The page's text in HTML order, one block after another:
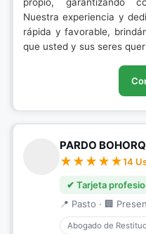
Nuestra experiencia y
rápida y favorable,
que usted y sus seres
PARDO
14
✔ Tarjeta
📍 Pasto · 🏢
Abogado de